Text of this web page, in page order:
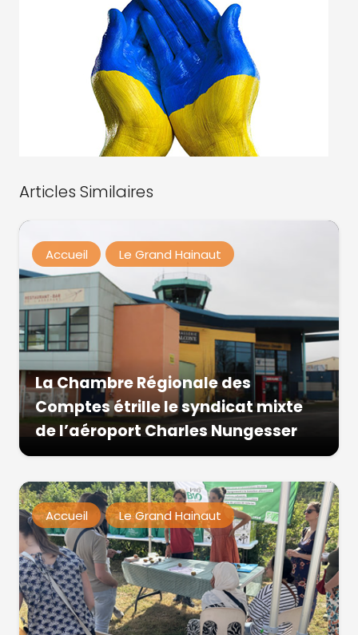
Articles Similaires
Accueil Le Grand Hainaut
La Chambre Régionale des
Comptes étrille le syndicat mixte
de l’aéroport Charles Nungesser
Accueil Le Grand Hainaut